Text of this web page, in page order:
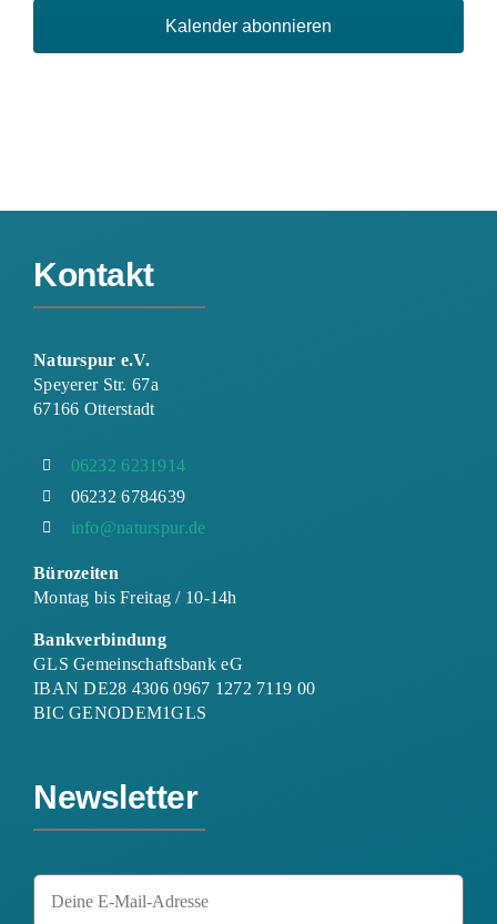
Kalender abonnieren
Kontakt
Naturspur e.V.
Speyerer Str. 67a
67166 Otterstadt
06232 6231914
06232 6784639
info@naturspur.de
Bürozeiten
Montag bis Freitag / 10-14h
Bankverbindung
GLS Gemeinschaftsbank eG
IBAN DE28 4306 0967 1272 7119 00
BIC GENODEM1GLS
Newsletter